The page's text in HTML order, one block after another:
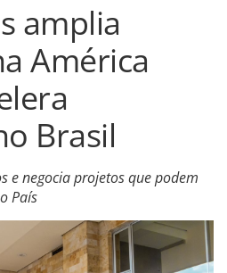
amplia
América
Brasil
e negocia projetos que podem
País